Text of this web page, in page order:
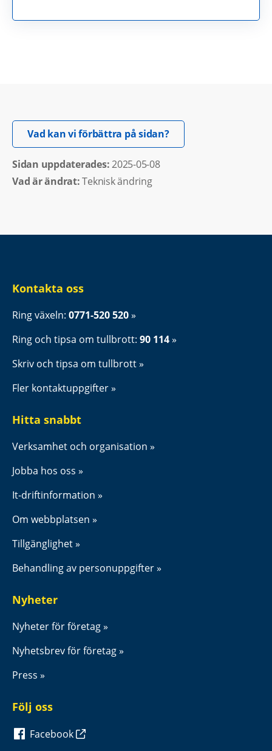
Vad kan vi förbättra på sidan?Öppnas i nytt fönster.
Sidan uppdaterades: 2025-05-08
Vad är ändrat:Teknisk ändring
Kontakta oss
Ring växeln: 0771-520 520
Ring och tipsa om tullbrott: 90 114
Skriv och tipsa om tullbrott
Fler kontaktuppgifter
Hitta snabbt
Verksamhet och organisation
Jobba hos oss
It-driftinformation
Om webbplatsen
Tillgänglighet
Behandling av personuppgifter
Nyheter
Nyheter för företag
Nyhetsbrev för företag
Press
Följ oss
Facebook